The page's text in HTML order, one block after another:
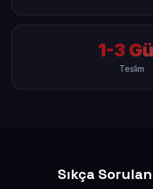
1-3
Teslim
Sıkça